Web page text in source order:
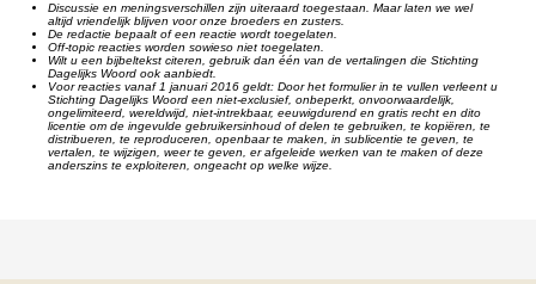
Discussie en meningsverschillen zijn uiteraard toegestaan. Maar laten we wel
altijd vriendelijk blijven voor onze broeders en zusters.
De redactie bepaalt of een reactie wordt toegelaten.
Off-topic reacties worden sowieso niet toegelaten.
Wilt u een bijbeltekst citeren, gebruik dan één van de vertalingen die Stichting
Dagelijks Woord ook aanbiedt.
Voor reacties vanaf 1 januari 2016 geldt: Door het formulier in te vullen verleent u
Stichting Dagelijks Woord een niet-exclusief, onbeperkt, onvoorwaardelijk,
ongelimiteerd, wereldwijd, niet-intrekbaar, eeuwigdurend en gratis recht en dito
licentie om de ingevulde gebruikersinhoud of delen te gebruiken, te kopiëren, te
distribueren, te reproduceren, openbaar te maken, in sublicentie te geven, te
vertalen, te wijzigen, weer te geven, er afgeleide werken van te maken of deze
anderszins te exploiteren, ongeacht op welke wijze.